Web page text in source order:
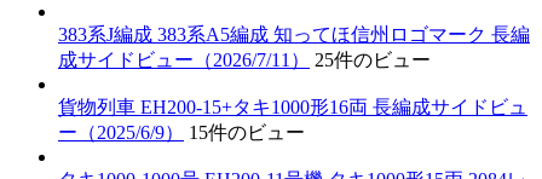
383系J編成 383系A5編成 知ってほ信州ロゴマーク 長編
成サイドビュー（2026/7/11）
25件のビュー
貨物列車 EH200-15+タキ1000形16両 長編成サイドビュ
ー（2025/6/9）
15件のビュー